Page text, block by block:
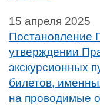
15 апреля 2025
Постановление
утверждении
экскурсионных
билетов,
на проводимые